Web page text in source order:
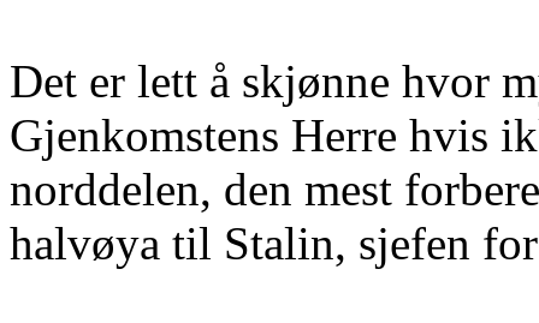
Det er lett å skjønne hvor
Gjenkomstens Herre hvis
norddelen, den mest
halvøya til Stalin, sjefen